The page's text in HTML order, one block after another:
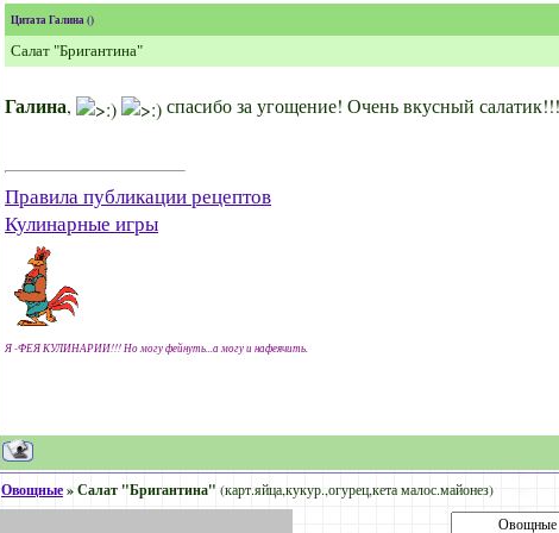
ЦитатаГалина()
Салат "Бригантина"
Галина, спасибо за угощение! Очень вкусный салатик!!!
Правила публикации рецептов
Кулинарные игры
Я -ФЕЯ КУЛИНАРИИ!!! Но могу фейнуть...а могу и нафеячить.
Овощные»Салат "Бригантина" (карт.яйца,кукур.,огурец,кета малос.майонез)